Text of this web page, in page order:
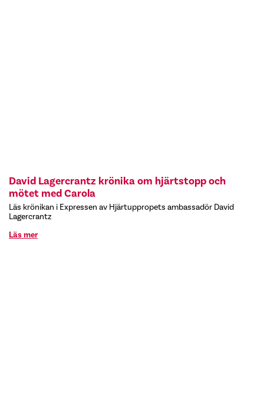
David Lagercrantz krönika om hjärtstopp och
mötet med Carola
Läs krönikan i Expressen av Hjärtuppropets ambassadör David
Lagercrantz
Läs mer